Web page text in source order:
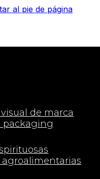
al pie de página
de marca
packaging
agroalimentarias